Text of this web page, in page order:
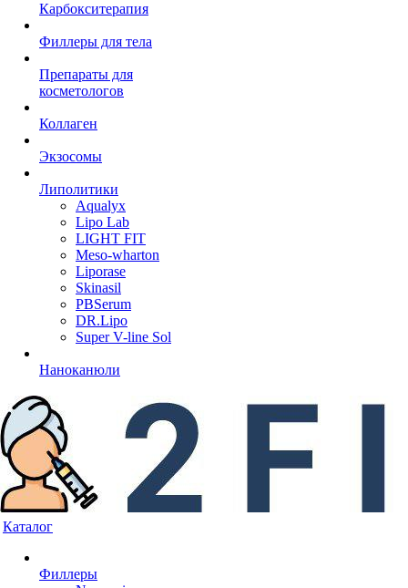
Карбокситерапия
Филлеры для тела
Препараты для
косметологов
Коллаген
Экзосомы
Липолитики
Aqualyx
Lipo Lab
LIGHT FIT
Meso-wharton
Liporase
Skinasil
PBSerum
DR.Lipo
Super V-line Sol
Наноканюли
Каталог
Филлеры